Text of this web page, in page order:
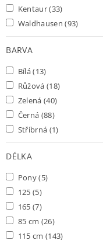
Kentaur(33)
Waldhausen(93)
BARVA
Bílá(13)
Růžová (18)
Zelená (40)
Černá (88)
Stříbrná (1)
DÉLKA
Pony(5)
125 (5)
165 (7)
85 cm (26)
115 cm (143)